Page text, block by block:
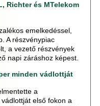
Richter és MTelekom
emelkedéssel,
A részvénypiac
a vezető részvények
napi záráshoz képest.
minden vádlottját
a
első fokon a